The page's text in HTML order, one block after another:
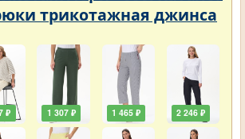
трикотажная джинса
₽ 1 307 ₽ 1 465 ₽ 2 246 ₽